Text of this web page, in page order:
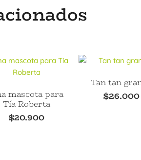
mascota para
Tía Roberta
$20.900
Tan tan
$26.000